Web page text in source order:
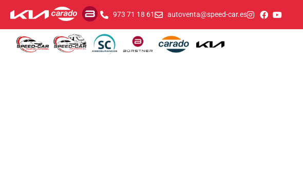
973 71 18 61 autoventa@speed-car.es